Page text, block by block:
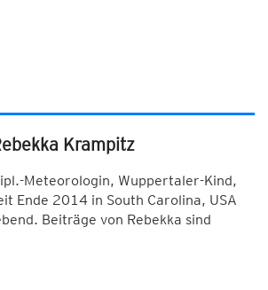
Krampitz
Meteorologin, Wuppertaler-Kind,
Ende 2014 in South Carolina, USA
Beiträge von Rebekka sind